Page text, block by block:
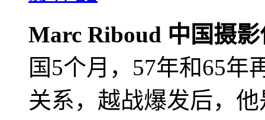
Marc Riboud 中国摄
国5个月，57年和65年
关系，越战爆发后，